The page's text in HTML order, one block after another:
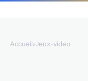
Accueil›Jeux-video